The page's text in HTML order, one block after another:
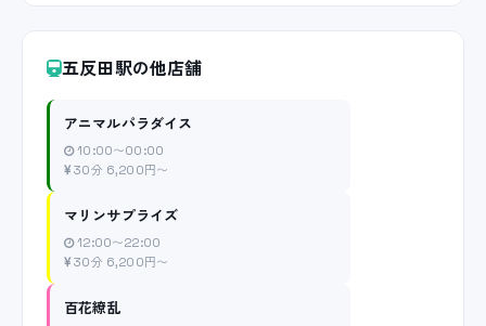
五反田駅の他店舗
アニマルパラダイス
10:00〜00:00
30分 6,200円〜
マリンサプライズ
12:00〜22:00
30分 6,200円〜
百花繚乱